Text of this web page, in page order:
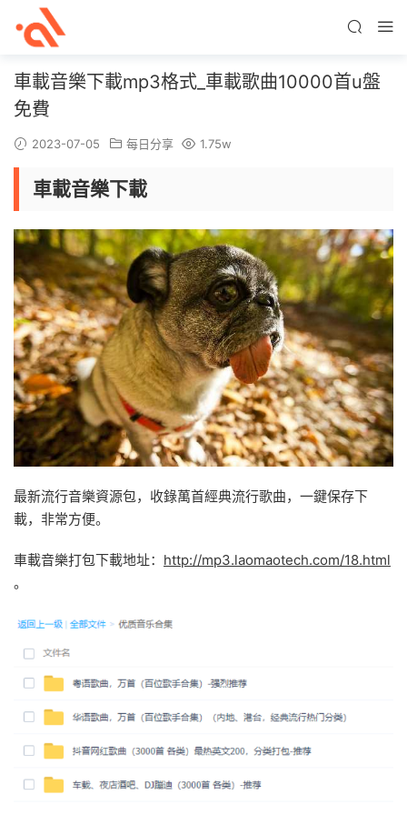
車載音樂下載mp3格式_車載歌曲10000首u盤
免費
2023-07-05 每日分享 1.75w
車載音樂下載
最新流行音樂資源包，收錄萬首經典流行歌曲，一鍵保存下
載，非常方便。
車載音樂打包下載地址： http://mp3.laomaotech.com/18.html
。